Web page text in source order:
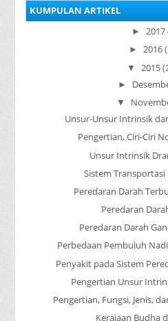
KUMPULAN ARTIKEL
► 2017
► 2016
▼ 2015
►
▼
Unsur-Unsur Intrinsik
Pengertian, Ciri-Ciri
Unsur Intrinsik
Sistem
Peredaran Darah
Peredaran
Peredaran Darah
Perbedaan Pembuluh
Penyakit pada Sistem
Pengertian Unsur
Pengertian, Fungsi, Jenis,
Kerajaan Budha